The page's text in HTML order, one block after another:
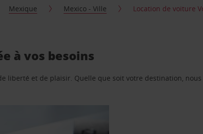
Mexique Mexico - Ville Location de voiture
à vos besoins
liberté et de plaisir. Quelle que soit votre destination,